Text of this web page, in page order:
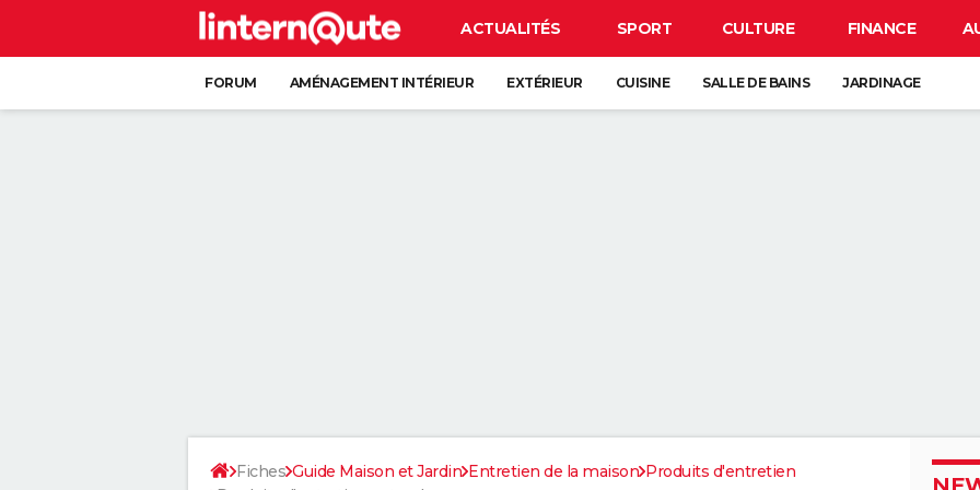
ACTUALITÉS SPORT CULTURE FINANCE
FORUM AMÉNAGEMENT INTÉRIEUR EXTÉRIEUR CUISINE SALLE DE BAINS JARDINAGE
Fiches Guide Maison et Jardin Entretien de la maison Produits d'entretien